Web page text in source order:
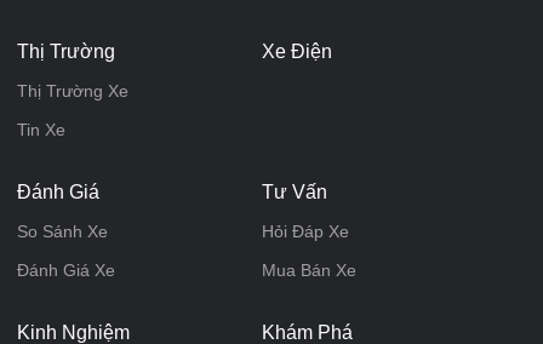
Thị Trường
Thị Trường Xe
Tin Xe
Xe Điện
Đánh Giá
So Sánh Xe
Đánh Giá Xe
Tư Vấn
Hỏi Đáp Xe
Mua Bán Xe
Kinh Nghiệm Khám Phá